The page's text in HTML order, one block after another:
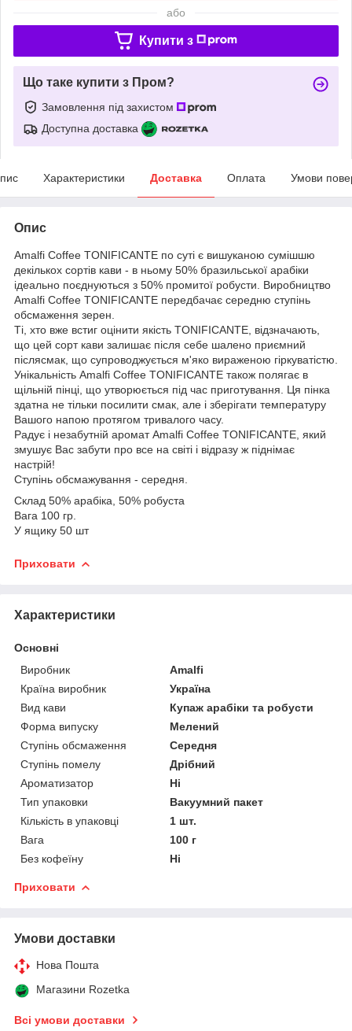
або
Купити з
Що таке купити з Пром?
Замовлення під захистом
Доступна доставка
Характеристики Доставка Оплата Умови
Опис
Amalfi Coffee TONIFICANTE по суті є вишуканою сумішшю
декількох сортів кави - в ньому 50% бразильської арабіки
ідеально поєднуються з 50% промитої робусти. Виробництво
Amalfi Coffee TONIFICANTE передбачає середню ступінь
обсмаження зерен.
Ті, хто вже встиг оцінити якість TONIFICANTE, відзначають,
що цей сорт кави залишає після себе шалено приємний
післясмак, що супроводжується м'яко вираженою гіркуватістю.
Унікальність Amalfi Coffee TONIFICANTE також полягає в
щільній пінці, що утворюється під час приготування. Ця пінка
здатна не тільки посилити смак, але і зберігати температуру
Вашого напою протягом тривалого часу.
Радує і незабутній аромат Amalfi Coffee TONIFICANTE, який
змушує Вас забути про все на світі і відразу ж піднімає
настрій!
Ступінь обсмажування - середня.
Склад 50% арабіка, 50% робуста
Вага 100 гр.
У ящику 50 шт
Приховати
Характеристики
Основні
Виробник
Amalfi
Країна виробник
Україна
Вид кави
Купаж арабіки та робусти
Форма випуску
Мелений
Ступінь обсмаження
Середня
Ступінь помелу
Дрібний
Ароматизатор
Ні
Тип упаковки
Вакуумний пакет
Кількість в упаковці
1 шт.
Вага
100 г
Без кофеїну
Ні
Приховати
Умови доставки
Нова Пошта
Магазини Rozetka
Всі умови доставки